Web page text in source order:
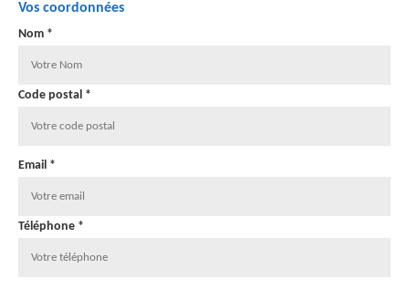
Vos coordonnées
Nom *
Code postal *
Email *
Téléphone *